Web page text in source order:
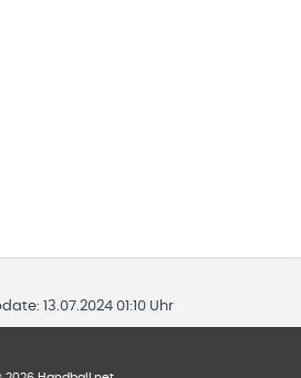
13.07.2024 01:10 Uhr